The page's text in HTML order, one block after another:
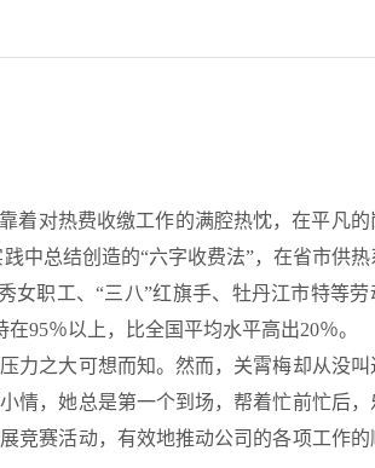
对热费收缴工作的满腔热忱，在平凡的
中总结创造的“六字收费法”，在省市供热
女职工、“三八”红旗手、牡丹江市特等劳
95％以上，比全国平均水平高出20％。
力之大可想而知。然而，关霄梅却从没叫
情，她总是第一个到场，帮着忙前忙后，
竞赛活动，有效地推动公司的各项工作的